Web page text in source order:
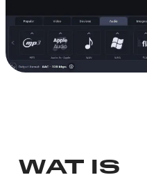
WAT IS